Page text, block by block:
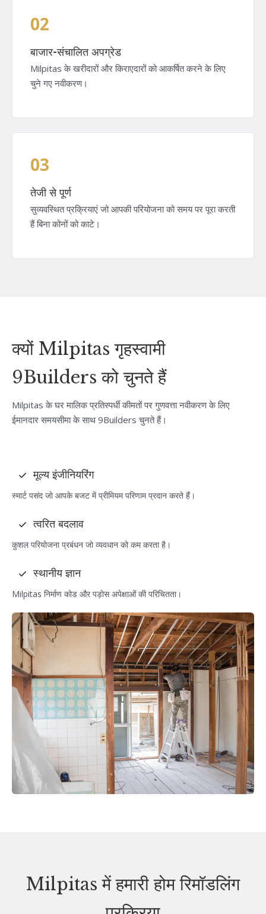
02
बाजार-संचालित अपग्रेड
Milpitas के खरीदारों और किराएदारों को आकर्षित करने के लिए
चुने गए नवीकरण।
03
तेजी से पूर्ण
सुव्यवस्थित प्रक्रियाएं जो आपकी परियोजना को समय पर पूरा करती
हैं बिना कोनों को काटे।
क्यों Milpitas गृहस्वामी
9Builders को चुनते हैं
Milpitas के घर मालिक प्रतिस्पर्धी कीमतों पर गुणवत्ता नवीकरण के लिए
ईमानदार समयसीमा के साथ 9Builders चुनते हैं।
मूल्य इंजीनियरिंग
स्मार्ट पसंद जो आपके बजट में प्रीमियम परिणाम प्रदान करते हैं।
त्वरित बदलाव
कुशल परियोजना प्रबंधन जो व्यवधान को कम करता है।
स्थानीय ज्ञान
Milpitas निर्माण कोड और पड़ोस अपेक्षाओं की परिचितता।
Milpitas में हमारी होम रिमॉडलिंग